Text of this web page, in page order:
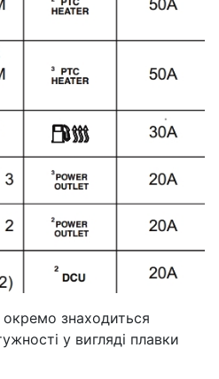
знаходиться
у вигляді плавки